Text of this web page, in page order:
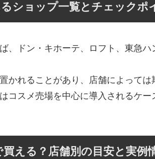
ショップ一覧とチェックポ
、ドン・キホーテ、ロフト、東急ハ
かれることがあり、店舗によって
コスメ売場を中心に導入されるケ
える？店舗別の目安と実例